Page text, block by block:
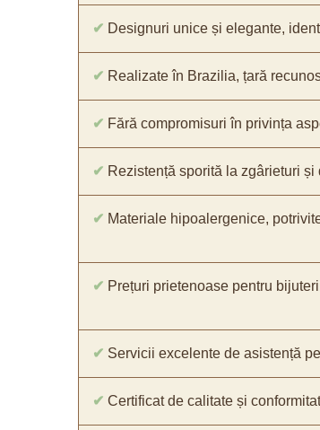
✔ Designuri unice și elegante,
✔ Realizate în Brazilia, țară
✔ Fără compromisuri în privința
✔ Rezistență sporită la zgârieturi și
✔ Materiale hipoalergenice,
✔ Prețuri prietenoase pentru
✔ Servicii excelente de asistență
✔ Certificat de calitate și